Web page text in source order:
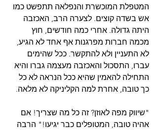
המטפלת המוכשרת והנפלאה תתפשט כמו
אש בשדה קוצים. לצערה הרב, האכזבה
היתה גדולה. אחרי כמה חודשים, חוץ
מכמה חברות מפרגנות אף אחד לא הגיע,
לא התעניין ולא להתקשר. ככל שהימים
עברו, התסכול והאכזבה מעצמה גברו והיא
התחילה להאמין שהיא ככל הנראה לא כל
כך טובה, אחרת למה הקליניקה לא מלאה.
"שיווק מפה לאוזן? זה כל מה שצריך! אם
אהיה טובה, המטופלים כבר יגיעו!" הרבה